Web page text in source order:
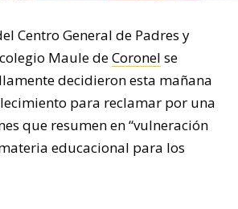
Centro General de Padres y
Maule deCoronel se
decidieron esta mañana
para reclamar por una
que resumen en “vulneración
educacional para los